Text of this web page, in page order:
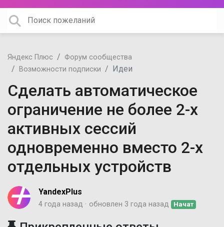
Яндекс Плюс
Форум сообщества
Возможности подписки
Идеи
Сделать автоматическое
ограничение не более 2-х
активных сессий
одновременно вместо 2-х
отдельных устройств
YandexPlus
4 года назад обновлен 3 года назад Начат